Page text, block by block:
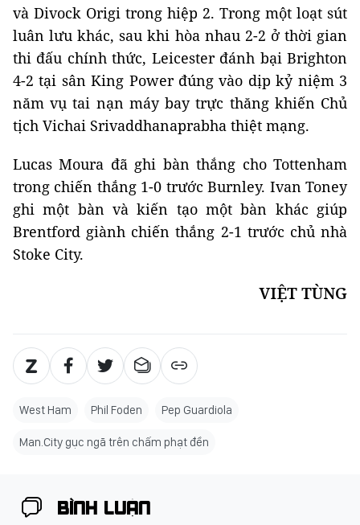
và Divock Origi trong hiệp 2. Trong một loạt sút
luân lưu khác, sau khi hòa nhau 2-2 ở thời gian
thi đấu chính thức, Leicester đánh bại Brighton
4-2 tại sân King Power đúng vào dịp kỷ niệm 3
năm vụ tai nạn máy bay trực thăng khiến Chủ
tịch Vichai Srivaddhanaprabha thiệt mạng.
Lucas Moura đã ghi bàn thắng cho Tottenham
trong chiến thắng 1-0 trước Burnley. Ivan Toney
ghi một bàn và kiến tạo một bàn khác giúp
Brentford giành chiến thắng 2-1 trước chủ nhà
Stoke City.
VIỆT TÙNG
West Ham Phil Foden Pep Guardiola
Man.City gục ngã trên chấm phạt đền
BÌNH LUẬN